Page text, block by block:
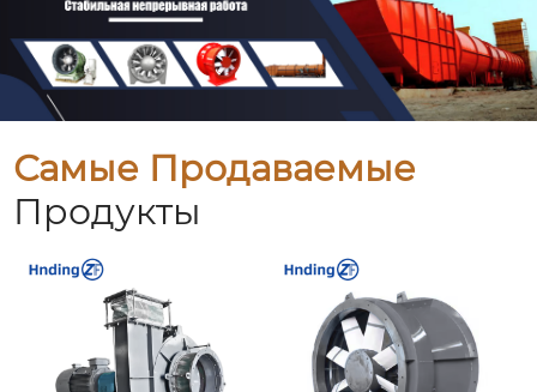
Самые Продаваемые
Продукты